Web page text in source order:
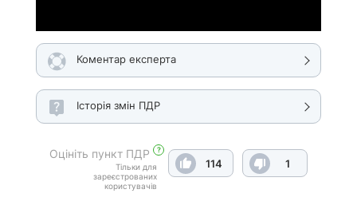
Коментар експерта
Історія змін ПДР
Оцініть пункт ПДР ?
Тільки для
зареєстрованих
користувачів
114 1